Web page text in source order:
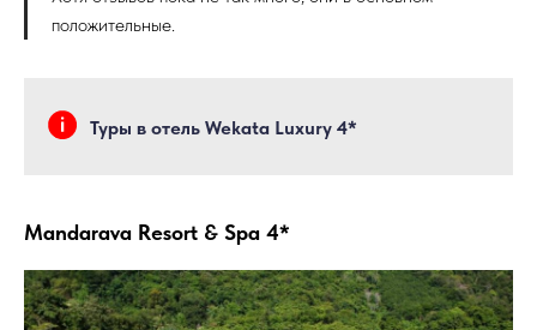
положительные.
Туры в отель Wekata Luxury 4*
Mandarava Resort & Spa 4*